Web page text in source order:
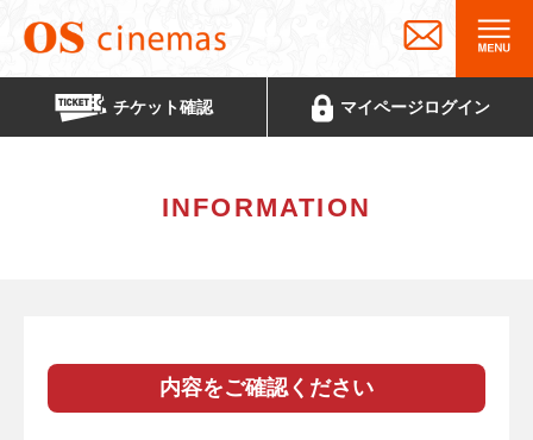
チケット確認 マイページログイン
INFORMATION
内容をご確認ください